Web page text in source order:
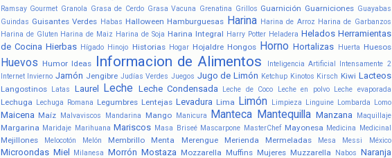
Ramsay Gourmet Granola Grasa de Cerdo Grasa Vacuna Grenatina Grillos Guarnición Guarniciones Guayabas
Guindas Guisantes Verdes Habas Halloween Hamburguesas Harina Harina de Arroz Harina de Garbanzos
Harina de Gluten Harina de Maiz Harina de Soja Harina Integral Harry Potter Heladera Helados Herramientas
de Cocina Hierbas Hígado Hinojo Historias Hogar Hojaldre Hongos Horno Hortalizas Huerta Huesos
Huevos Humor Ideas Informacion de Alimentos Inteligencia Artificial Intensamente 2
Internet Invierno Jamón Jengibre Judías Verdes Juegos Jugo de Limón Ketchup Kinotos Kirsch Kiwi Lacteos
Langostinos Latas Laurel Leche Leche Condensada Leche de Coco Leche en polvo Leche evaporada
Lechuga Lechuga Romana Legumbres Lentejas Levadura Lima Limón Limpieza Linguine Lombarda Lomo
Maicena Maíz Malvaviscos Mandarina Mango Manicura Manteca Mantequilla Manzana Maquillaje
Margarina Maridaje Marihuana Mariscos Masa Briseé Mascarpone MasterChef Mayonesa Medicina Medicinal
Mejillones Melocotón Melón Membrillo Menta Merengue Merienda Mermeladas Mesa Messi México
Microondas Miel Milanesa Morrón Mostaza Mozzarella Muffins Mujeres Muzzarella Nabos Naranja